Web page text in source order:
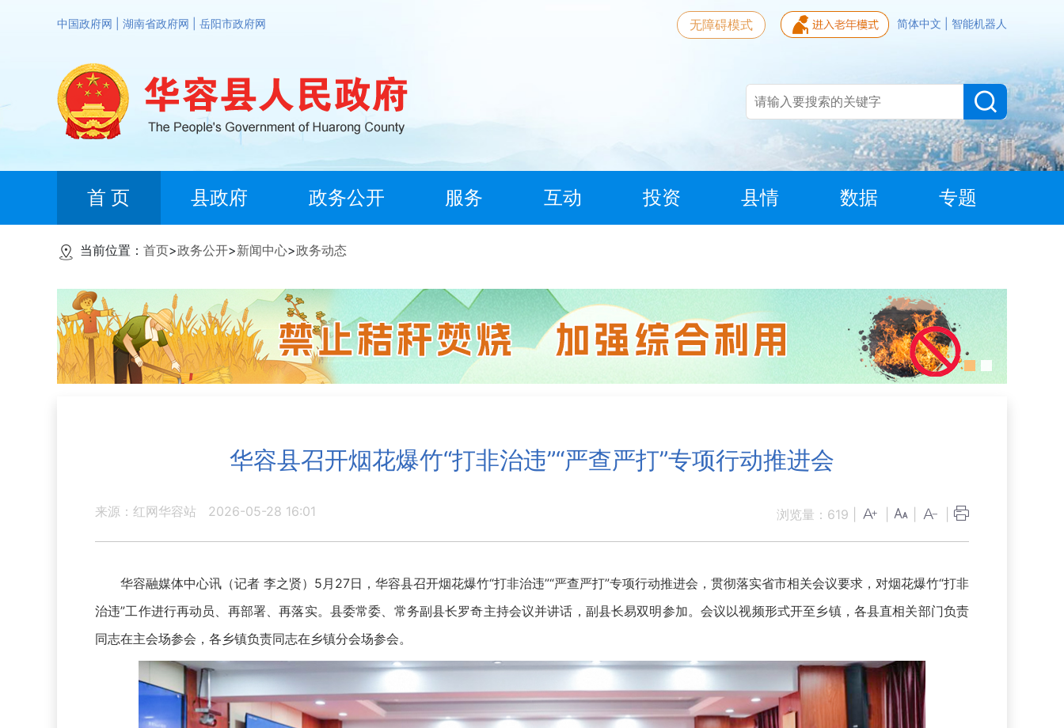
中国政府网 湖南省政府网 岳阳市政府网 简体中文 智能机器人
无障碍模式
首 页 县政府 政务公开 服务 互动 投资 县情 数据 专题
当前位置： 首页>政务公开>新闻中心>政务动态
华容县召开烟花爆竹“打非治违”“严查严打”专项行动推进会
来源：红网华容站 2026-05-28 16:01 浏览量： 619
华容融媒体中心讯（记者 李之贤）5月27日，华容县召开烟花爆竹“打非治违”“严查严打”专项行动推进会，贯彻落实省市相关会议要求，对烟花爆竹“打非
治违”工作进行再动员、再部署、再落实。县委常委、常务副县长罗奇主持会议并讲话，副县长易双明参加。会议以视频形式开至乡镇，各县直相关部门负责
同志在主会场参会，各乡镇负责同志在乡镇分会场参会。